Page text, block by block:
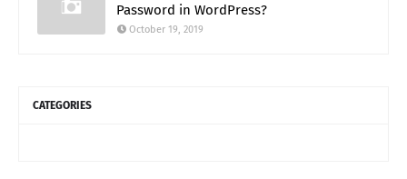
Password in WordPress?
October 19, 2019
CATEGORIES